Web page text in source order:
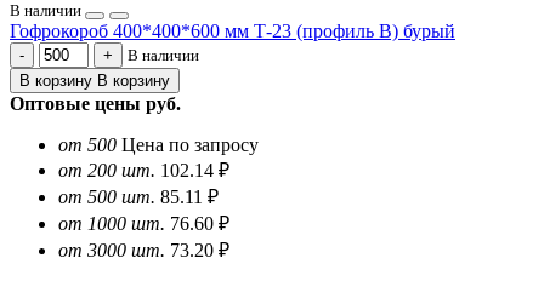
В наличии
Гофрокороб 400*400*600 мм Т-23 (профиль B) бурый
В наличии
В корзину В корзину
Оптовые цены руб.
от 500 Цена по запросу
от 200 шт. 102.14 ₽
от 500 шт. 85.11 ₽
от 1000 шт. 76.60 ₽
от 3000 шт. 73.20 ₽